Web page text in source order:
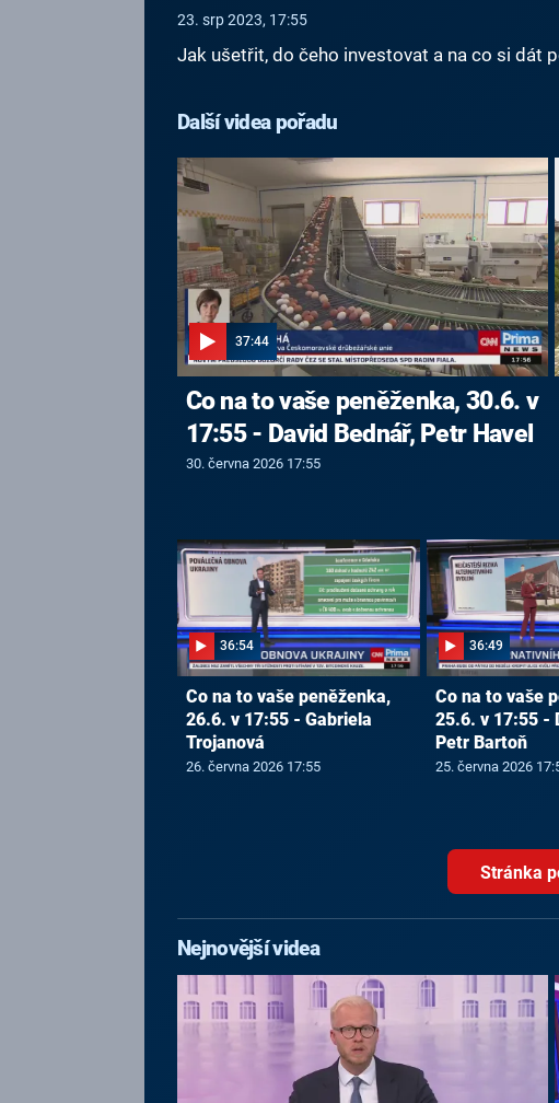
23. srp 2023, 17:55
Jak ušetřit, do čeho investovat a na co si dát
Další videa pořadu
37:44
Co na to vaše peněženka, 30.6. v
17:55 - David Bednář, Petr Havel
30. června 2026 17:55
36:54
Co na to vaše peněženka,
26.6. v 17:55 - Gabriela
Trojanová
26. června 2026 17:55
36:49
Co na to vaše
25.6. v 17:55 -
Petr Bartoň
25. června 2026
Stránka
Nejnovější videa